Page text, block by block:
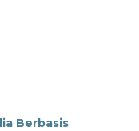
Berbasis